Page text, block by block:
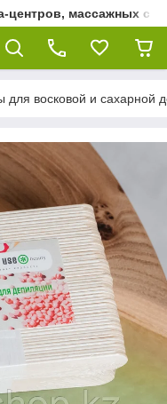
центров, массажных
для восковой и сахарной